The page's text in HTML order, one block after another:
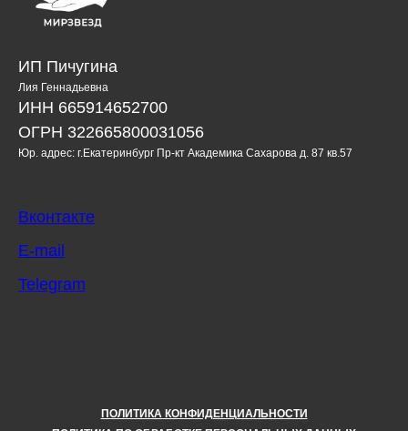
ИП Пичугина
Лия Геннадьевна
ИНН 665914652700
ОГРН 322665800031056
Юр. адрес: г.Екатеринбург Пр-кт Академика Сахарова д. 87 кв.57
Вконтакте
E-mail
Telegram
ПОЛИТИКА КОНФИДЕНЦИАЛЬНОСТИ